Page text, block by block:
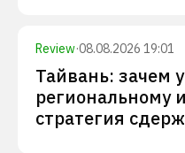
Review·08.08.2026 19:01
Тайвань: зачем
региональному
стратегия